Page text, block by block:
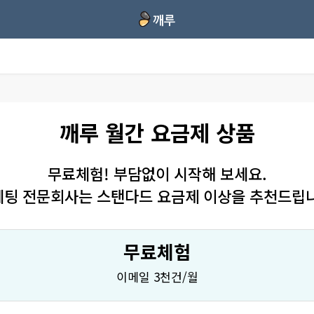
깨루 월간 요금제 상품
무료체험! 부담없이 시작해 보세요.
팅 전문회사는 스탠다드 요금제 이상을 추천드립
무료체험
이메일 3천건/월